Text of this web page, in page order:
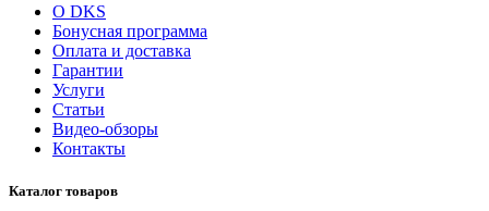
О DKS
Бонусная программа
Оплата и доставка
Гарантии
Услуги
Статьи
Видео-обзоры
Контакты
Каталог товаров